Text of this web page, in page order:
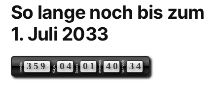
So lange noch bis zum
1. Juli 2033
weeks 359 days 04 hours 01 minutes 40 seconds 34